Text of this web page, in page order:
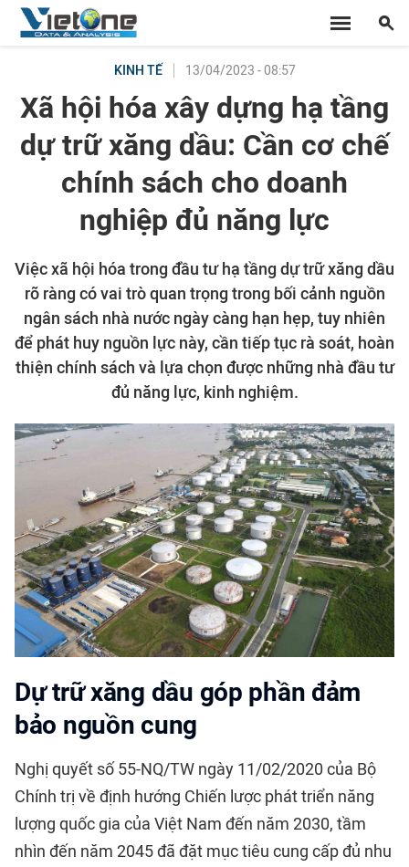
KINH TẾ 13/04/2023 - 08:57
Xã hội hóa xây dựng hạ tầng
dự trữ xăng dầu: Cần cơ chế
chính sách cho doanh
nghiệp đủ năng lực
Việc xã hội hóa trong đầu tư hạ tầng dự trữ xăng dầu
rõ ràng có vai trò quan trọng trong bối cảnh nguồn
ngân sách nhà nước ngày càng hạn hẹp, tuy nhiên
để phát huy nguồn lực này, cần tiếp tục rà soát, hoàn
thiện chính sách và lựa chọn được những nhà đầu tư
đủ năng lực, kinh nghiệm.
Dự trữ xăng dầu góp phần đảm
bảo nguồn cung
Nghị quyết số 55-NQ/TW ngày 11/02/2020 của Bộ
Chính trị về định hướng Chiến lược phát triển năng
lượng quốc gia của Việt Nam đến năm 2030, tầm
nhìn đến năm 2045 đã đặt mục tiêu cung cấp đủ nhu